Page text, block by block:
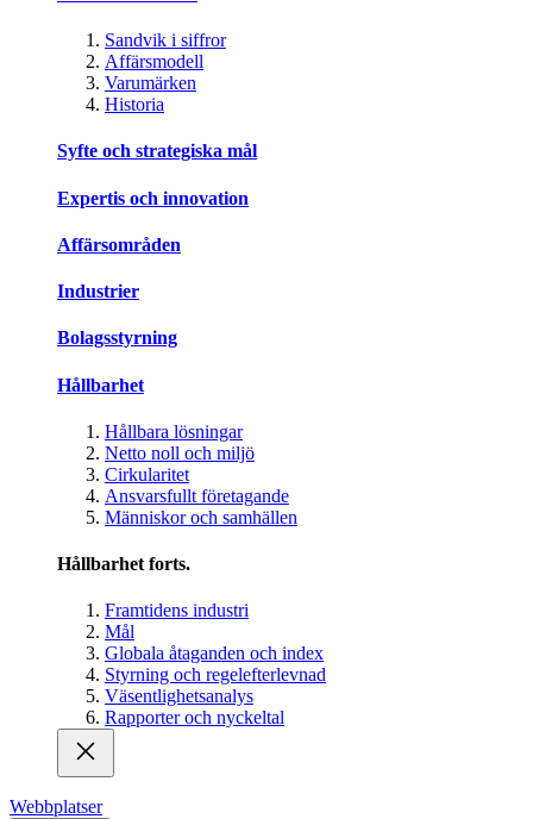
Sandvik i siffror
Affärsmodell
Varumärken
Historia
Syfte och strategiska mål
Expertis och innovation
Affärsområden
Industrier
Bolagsstyrning
Hållbarhet
Hållbara lösningar
Netto noll och miljö
Cirkularitet
Ansvarsfullt företagande
Människor och samhällen
Hållbarhet forts.
Framtidens industri
Mål
Globala åtaganden och index
Styrning och regelefterlevnad
Väsentlighetsanalys
Rapporter och nyckeltal
Webbplatser